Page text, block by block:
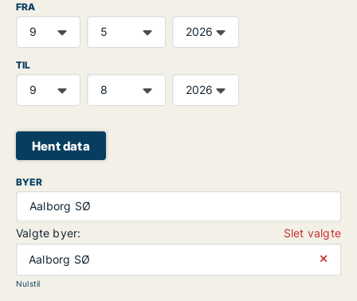
FRA
TIL
Hent data
BYER
Aalborg SØ
Valgte byer:
Slet valgte
Aalborg SØ
⨯
Nulstil